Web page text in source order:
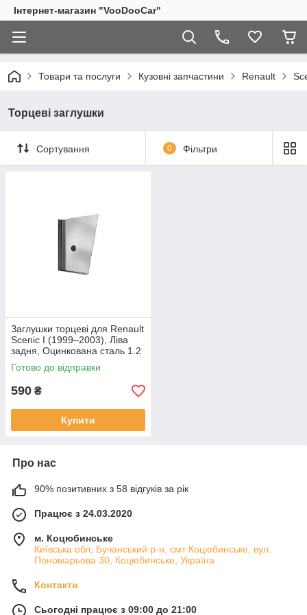
Інтернет-магазин "VooDooCar"
Товари та послуги Кузовні запчастини Renault
Торцеві заглушки
Сортування 0 Фільтри
Заглушки торцеві для Renault
Scenic I (1999–2003), Ліва
задня, Оцинкована сталь 1.2
mm
Готово до відправки
590 ₴
Купити
Про нас
90% позитивних з 58 відгуків за рік
Працює з 24.03.2020
м. Коцюбинське
Київська обл, Бучанський р-н, смт Коцюбинське, вул.
Пономарьова 30, Коцюбинське, Україна
Контакти
Сьогодні працює з 09:00 до 21:00